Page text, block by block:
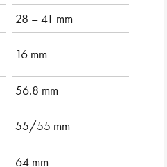
28 – 41 mm
16 mm
56.8 mm
55/55 mm
64 mm